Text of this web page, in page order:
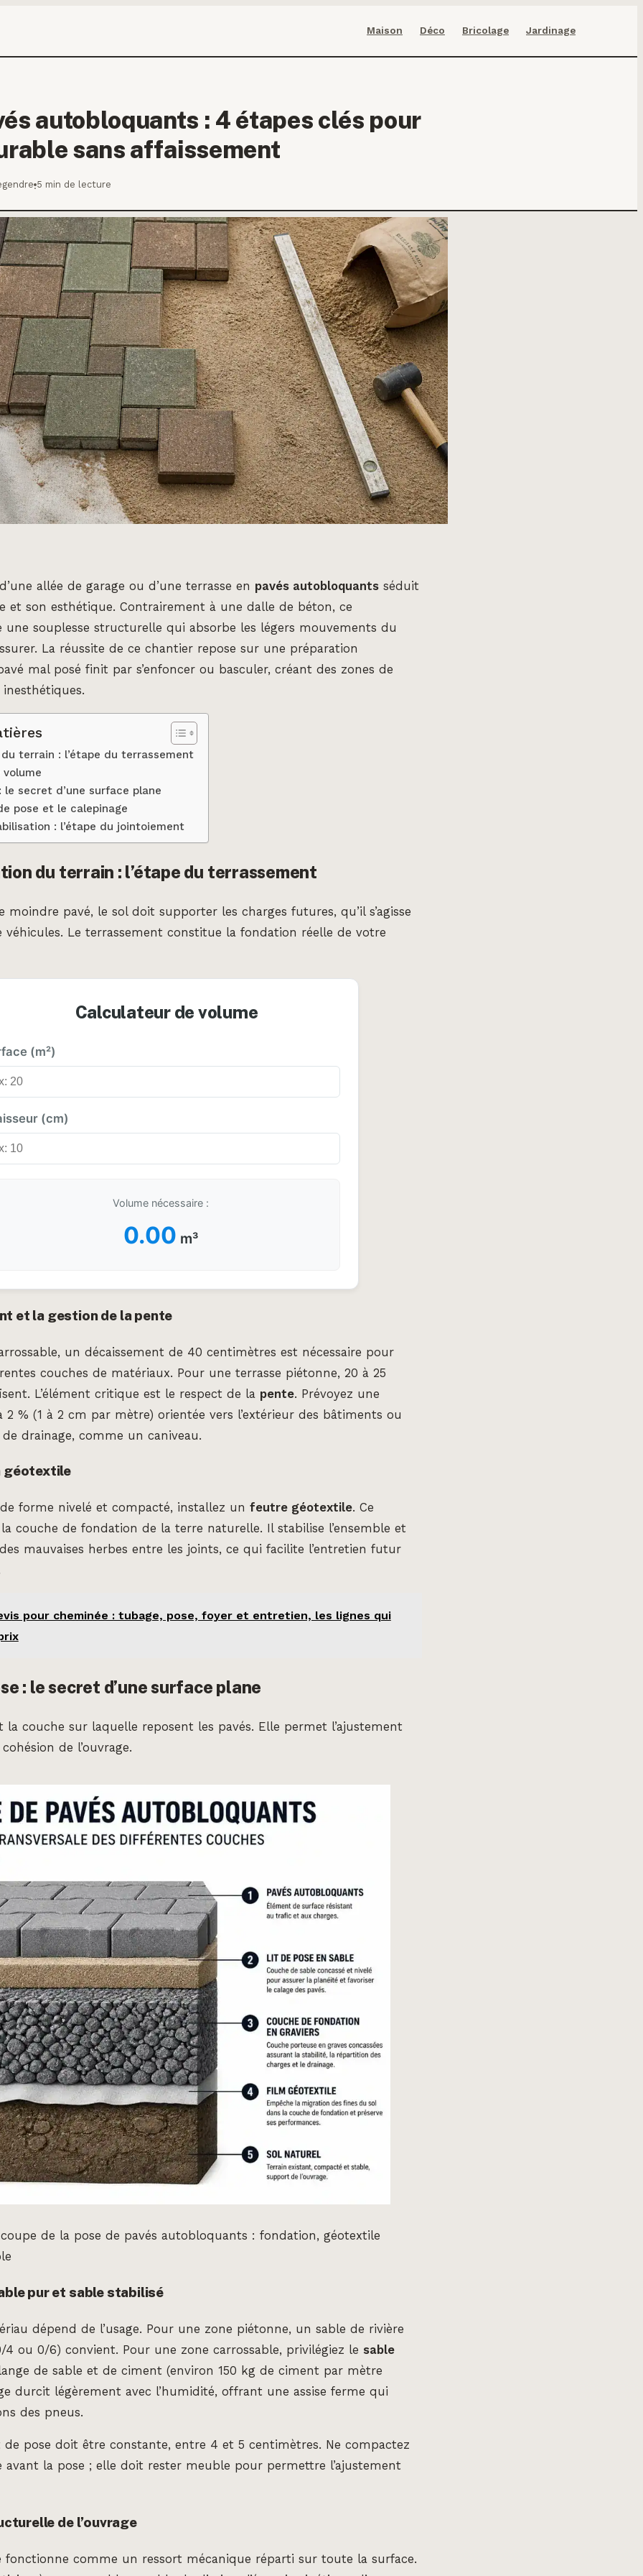
Maison Déco Bricolage Jardinage
autobloquants : 4 étapes clés pour
sans affaissement
·5 min de lecture
allée de garage ou d’une terrasse en pavés autobloquants séduit
et son esthétique. Contrairement à une dalle de béton, ce
une souplesse structurelle qui absorbe les légers mouvements du
La réussite de ce chantier repose sur une préparation
mal posé finit par s’enfoncer ou basculer, créant des zones de
inesthétiques.
terrain : l’étape du terrassement
secret d’une surface plane
pose et le calepinage
: l’étape du jointoiement
du terrain : l’étape du terrassement
moindre pavé, le sol doit supporter les charges futures, qu’il s’agisse
véhicules. Le terrassement constitue la fondation réelle de votre
Calculateur de volume
(m²)
(cm)
Volume nécessaire :
0.00 m³
et la gestion de la pente
un décaissement de 40 centimètres est nécessaire pour
couches de matériaux. Pour une terrasse piétonne, 20 à 25
L’élément critique est le respect de la pente. Prévoyez une
2 % (1 à 2 cm par mètre) orientée vers l’extérieur des bâtiments ou
drainage, comme un caniveau.
géotextile
forme nivelé et compacté, installez un feutre géotextile. Ce
couche de fondation de la terre naturelle. Il stabilise l’ensemble et
mauvaises herbes entre les joints, ce qui facilite l’entretien futur
pour cheminée : tubage, pose, foyer et entretien, les lignes qui
: le secret d’une surface plane
la couche sur laquelle reposent les pavés. Elle permet l’ajustement
de l’ouvrage.
de la pose de pavés autobloquants : fondation, géotextile
pur et sable stabilisé
dépend de l’usage. Pour une zone piétonne, un sable de rivière
ou 0/6) convient. Pour une zone carrossable, privilégiez le sable
de sable et de ciment (environ 150 kg de ciment par mètre
durcit légèrement avec l’humidité, offrant une assise ferme qui
des pneus.
de pose doit être constante, entre 4 et 5 centimètres. Ne compactez
avant la pose ; elle doit rester meuble pour permettre l’ajustement
de l’ouvrage
fonctionne comme un ressort mécanique réparti sur toute la surface.